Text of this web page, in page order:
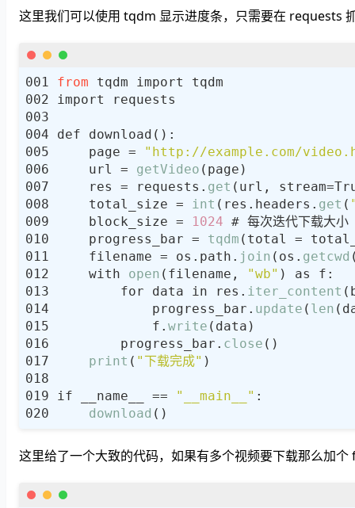
这里我们可以使用 tqdm 显示进度条，只需要在 requests
from
    page =
"http://example.com/
    url =
getVideo
    res = requests.
get
    total_size =
int (res.headers. get (
    block_size =
1024
    progress_bar =
tqdm (total =
    filename = os.path.
join (os. getcwd
    with
open (filename, "wb"
        for data in res.
iter_content
            progress_bar.
update ( len
            f.
write
        progress_bar.
close
print ( "下载完成"
if __name__ == "__main__"
download
这里给了一个大致的代码，如果有多个视频要下载那么加